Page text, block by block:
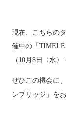
現在、こちらの
催中の「
（10月8日〈水
ぜひこの機会に
ンブリッジ」を